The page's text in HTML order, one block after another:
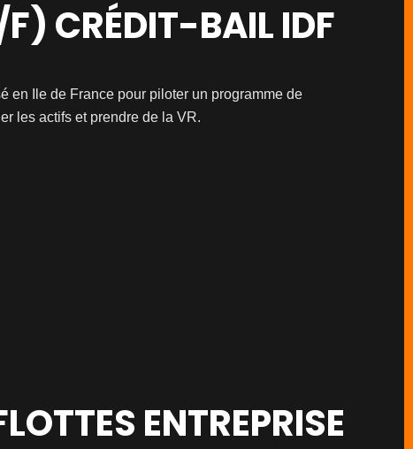
CRÉDIT-BAIL IDF
en Ile de France pour piloter un programme de
les actifs et prendre de la VR.
ENTREPRISE